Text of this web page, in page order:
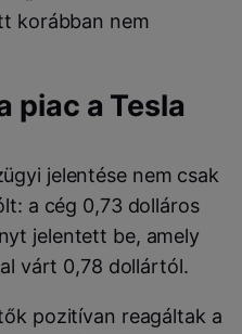
korábban nem
piac a Tesla
jelentése nem csak
a cég 0,73 dolláros
jelentett be, amely
várt 0,78 dollártól.
pozitívan reagáltak a